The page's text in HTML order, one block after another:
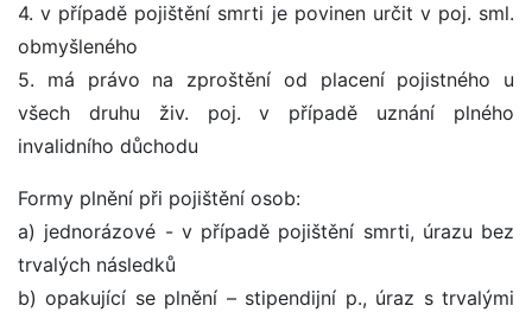
4. v případě pojištění smrti je povinen určit v poj. sml.
obmyšleného
5. má právo na zproštění od placení pojistného u
všech druhu živ. poj. v případě uznání plného
invalidního důchodu
Formy plnění při pojištění osob:
a) jednorázové - v případě pojištění smrti, úrazu bez
trvalých následků
b) opakující se plnění – stipendijní p., úraz s trvalými